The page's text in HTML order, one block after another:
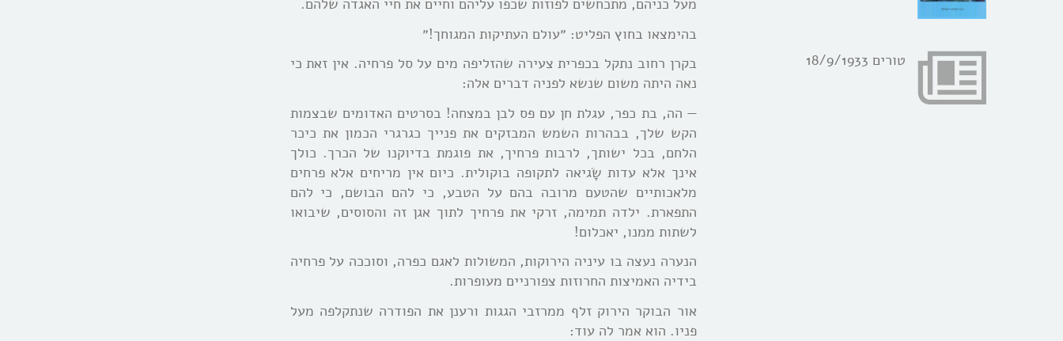
טורים 18/9/1933
מעל כניהם, מתכחשים לפוזות שכפו עליהם וחיים את חיי האגדה שלהם.
בהימצאו בחוץ הפליט: ״עולם העתיקות המגוחך!״
בקרן רחוב נתקל בכפרית צעירה שהזליפה מים על סל פרחיה. אין זאת כי
נאה היתה משום שנשא לפניה דברים אלה:
— הה, בת כפר, עגלת חן עם פס לבן במצחה! בסרטים האדומים שבצמות
הקש שלך, בבהרות השמש המבזקים את פנייך כגרגרי הכמון את כיכר
הלחם, בכל ישותך, לרבות פרחיך, את פוגמת בדיוקנו של הכרך. כולך
אינך אלא עדות שָׂגיאה לתקופה בוקולית. כיום אין מריחים אלא פרחים
מלאכותיים שהטעם מרובה בהם על הטבע, כי להם הבושם, כי להם
התפארת. ילדה תמימה, זרקי את פרחיך לתוך אגן זה והסוסים, שיבואו
לשתות ממנו, יאכלום!
הנערה נעצה בו עיניה הירוקות, המשולות לאגם כפרה, וסוככה על פרחיה
בידיה האמיצות החרוזות צפורניים מעופרות.
אור הבוקר הירוק זלף ממרזבי הגגות ורענן את הפודרה שנתקלפה מעל
פניו. הוא אמר לה עוד: